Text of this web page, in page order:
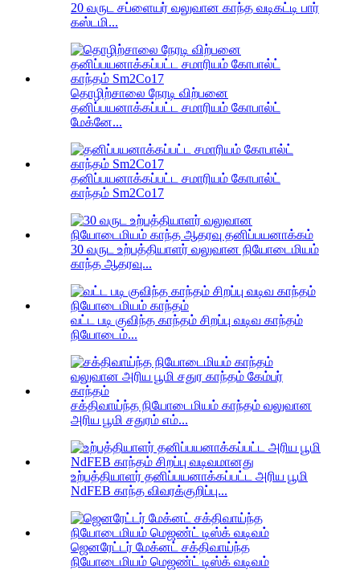
20 வருட சப்ளையர் வலுவான காந்த வடிகட்டி பார்
கஸ்டமி...
தொழிற்சாலை நேரடி விற்பனை
தனிப்பயனாக்கப்பட்ட சமாரியம் கோபால்ட்
மேக்னே...
தனிப்பயனாக்கப்பட்ட சமாரியம் கோபால்ட்
காந்தம் Sm2Co17
30 வருட உற்பத்தியாளர் வலுவான நியோடைமியம்
காந்த ஆதரவு...
வட்ட படி குவிந்த காந்தம் சிறப்பு வடிவ காந்தம்
நியோடைம்...
சக்திவாய்ந்த நியோடைமியம் காந்தம் வலுவான
அரிய பூமி சதுரம் எம்...
உற்பத்தியாளர் தனிப்பயனாக்கப்பட்ட அரிய பூமி
NdFEB காந்த விவரக்குறிப்பு...
ஜெனரேட்டர் மேக்னட் சக்திவாய்ந்த
நியோடைமியம் மெஜண்ட் டிஸ்க் வடிவம்